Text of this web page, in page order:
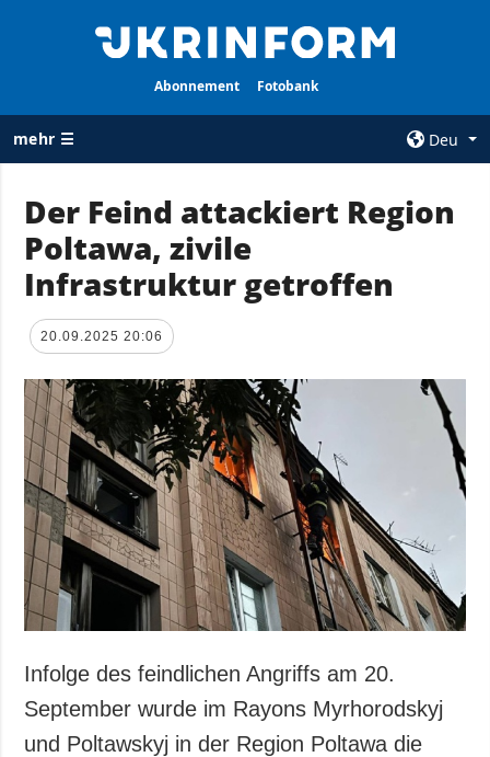
Abonnement Fotobank
mehr ☰
Deu
ALLE
RUBRIKEN
Krieg
Wiederaufbau
Politik
Wirtschaft
Militär
Gesellschaft und
Kultur
Sport
Kriminalität
Notstand und
Über uns
Politik zur
Vertraulichkeit
und zum Schutz
personenbezogener
Daten
ZUSÄTZLICH
Veröffentlichungen
LEISTUNGEN
Abonnement
Der Feind attackiert Region
Poltawa, zivile
Infrastruktur getroffen
20.09.2025 20:06
Infolge des feindlichen Angriffs am 20.
September wurde im Rayons Myrhorodskyj
und Poltawskyj in der Region Poltawa die